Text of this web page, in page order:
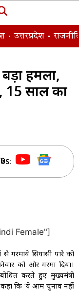
उत्तरप्रदेश
हमला,
15 साल का
Female"]
से गरमाये सियासी पारे को
को और गरमा दिया।
करते हुए मुख्यमंत्री
कहा कि ‘ये आम चुनाव नहीं